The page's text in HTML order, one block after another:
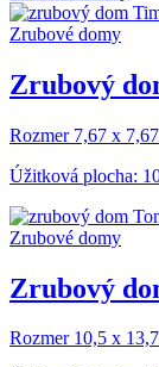
Zrubové domy
Zrubový
Rozmer 7,67 x
Úžitková plocha:
Zrubové domy
Zrubový
Rozmer 10,5 x